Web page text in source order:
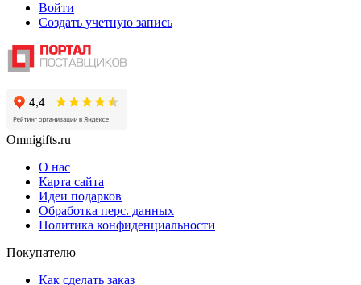
Войти
Создать учетную запись
Omnigifts.ru
О нас
Карта сайта
Идеи подарков
Обработка перс. данных
Политика конфиденциальности
Покупателю
Как сделать заказ